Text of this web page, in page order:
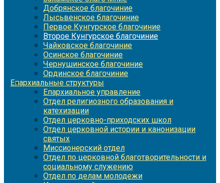
Добрянское благочиние
Лысьвенское благочиние
Первое Кунгурское благочиние
Второе Кунгурское благочиние
Чайковское благочиние
Осинское благочиние
Чернушинское благочиние
Ординское благочиние
Епархиальные структуры
Епархиальное управление
Отдел религиозного образования и
катехизации
Отдел церковно-приходских школ
Отдел церковной истории и канонизации
святых
Миссионерский отдел
Отдел по церковной благотворительности и
социальному служению
Отдел по делам молодежи